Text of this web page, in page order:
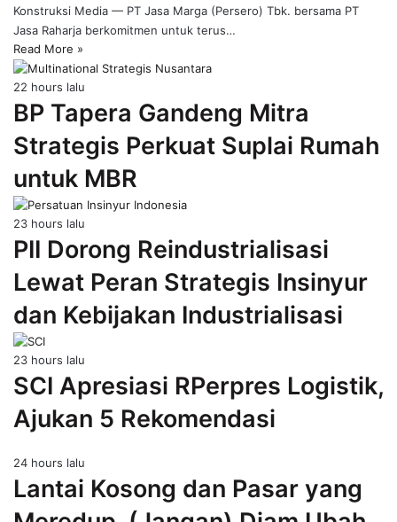
Konstruksi Media — PT Jasa Marga (Persero) Tbk. bersama PT
Jasa Raharja berkomitmen untuk terus…
Read More »
22 hours lalu
BP Tapera Gandeng Mitra
Strategis Perkuat Suplai Rumah
untuk MBR
23 hours lalu
PII Dorong Reindustrialisasi
Lewat Peran Strategis Insinyur
dan Kebijakan Industrialisasi
23 hours lalu
SCI Apresiasi RPerpres Logistik,
Ajukan 5 Rekomendasi
24 hours lalu
Lantai Kosong dan Pasar yang